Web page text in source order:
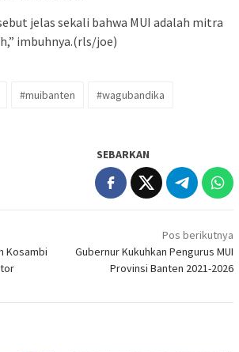
jelas sekali bahwa MUI adalah mitra
imbuhnya.(rls/joe)
#muibanten
#wagubandika
SEBARKAN
Kosambi
Pos berikutnya
Gubernur Kukuhkan Pengurus MUI
Provinsi Banten 2021-2026